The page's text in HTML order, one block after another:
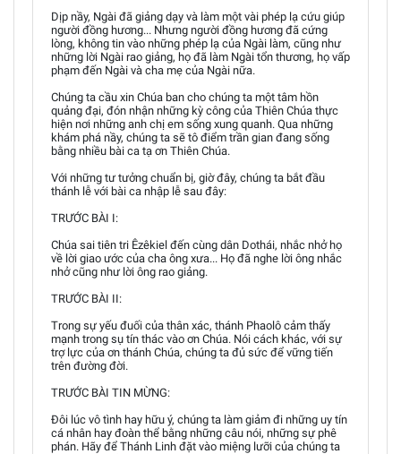
Dịp nầy, Ngài đã giảng dạy và làm một vài phép lạ cứu giúp
người đồng hương... Nhưng người đồng hương đã cứng
lòng, không tin vào những phép lạ của Ngài làm, cũng như
những lời Ngài rao giảng, họ đã làm Ngài tổn thương, họ vấp
phạm đến Ngài và cha mẹ của Ngài nữa.
Chúng ta cầu xin Chúa ban cho chúng ta một tâm hồn
quảng đại, đón nhận những kỳ công của Thiên Chúa thực
hiện nơi những anh chị em sống xung quanh. Qua những
khám phá nầy, chúng ta sẽ tô điểm trần gian đang sống
bằng nhiều bài ca tạ ơn Thiên Chúa.
Với những tư tưởng chuẩn bị, giờ đây, chúng ta bắt đầu
thánh lễ với bài ca nhập lễ sau đây:
TRƯỚC BÀI I:
Chúa sai tiên tri Êzêkiel đến cùng dân Dothái, nhắc nhở họ
về lời giao ước của cha ông xưa... Họ đã nghe lời ông nhắc
nhở cũng như lời ông rao giảng.
TRƯỚC BÀI II:
Trong sự yếu đuối của thân xác, thánh Phaolô cảm thấy
mạnh trong sụ tín thác vào ơn Chúa. Nói cách khác, với sự
trợ lực của ơn thánh Chúa, chúng ta đủ sức để vững tiến
trên đường đời.
TRƯỚC BÀI TIN MỪNG:
Đôi lúc vô tình hay hữu ý, chúng ta làm giảm đi những uy tín
cá nhân hay đoàn thể bằng những câu nói, những sự phê
phán. Hãy để Thánh Linh đặt vào miệng lưỡi của chúng ta